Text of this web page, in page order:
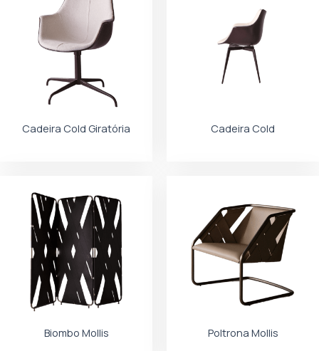
Cadeira Cold Giratória Cadeira Cold
Biombo Mollis Poltrona Mollis